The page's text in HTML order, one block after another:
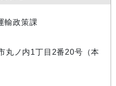
輸政策課
丸ノ内1丁目2番20号（本